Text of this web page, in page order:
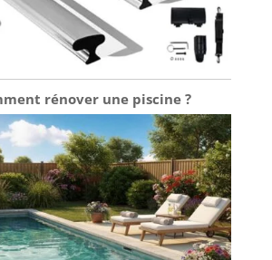
rénover une piscine ?